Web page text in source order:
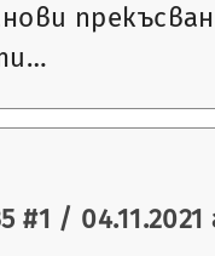
/ 04.11.2021